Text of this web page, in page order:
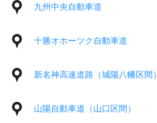
九州中央自動車道
十勝オホーツク自動車道
新名神高速道路（城陽八幡区間）
山陽自動車道（山口区間）